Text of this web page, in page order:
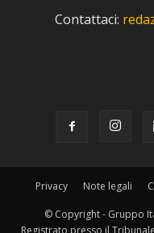
Contattaci:
Privacy Note legali
© Copyright - Gruppo
Registrato presso il